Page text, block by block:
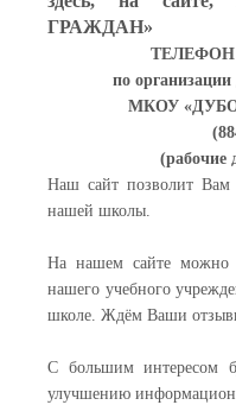
ГРАЖДАН»
по организации
МКОУ
(рабочие
Наш сайт позволит Вам
нашей школы.
На нашем сайте можно
нашего учебного
школе. Ждём Ваши
С большим интересом
улучшению